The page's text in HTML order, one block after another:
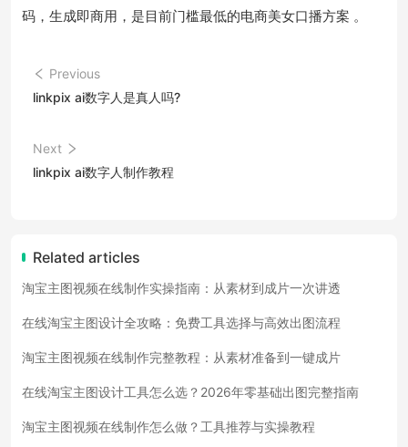
码，生成即商用，是目前门槛最低的电商美女口播方案 。
Previous
linkpix ai数字人是真人吗?
Next
linkpix ai数字人制作教程
Related articles
淘宝主图视频在线制作实操指南：从素材到成片一次讲透
在线淘宝主图设计全攻略：免费工具选择与高效出图流程
淘宝主图视频在线制作完整教程：从素材准备到一键成片
在线淘宝主图设计工具怎么选？2026年零基础出图完整指南
淘宝主图视频在线制作怎么做？工具推荐与实操教程